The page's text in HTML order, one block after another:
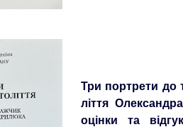
Три портрети до
ліття
оцінки та